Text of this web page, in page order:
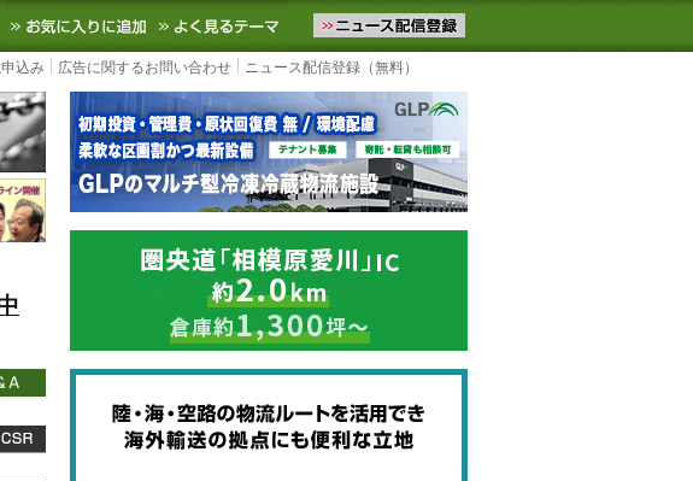
の最新の物流ニュースをお届けします。物流ニュースメール配信を登録す
お気に入りに追加 よく見るテーマ
込み 広告に関するお問い合わせ ニュース配信登録（無料）